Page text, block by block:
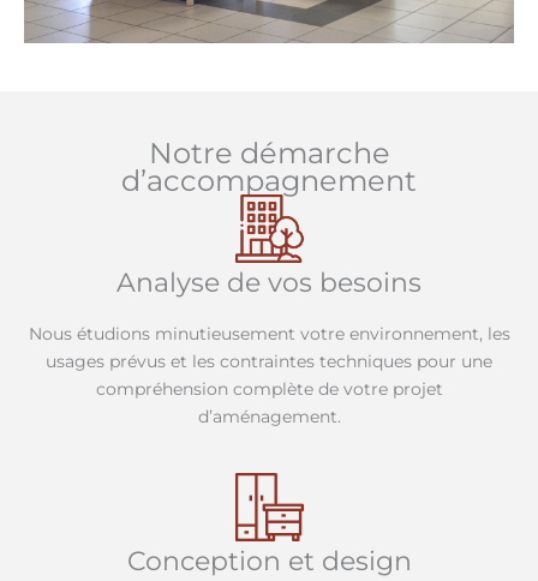
Notre démarche
d’accompagnement
Analyse de vos besoins
Nous étudions minutieusement votre environnement, les
usages prévus et les contraintes techniques pour une
compréhension complète de votre projet
d’aménagement.
Conception et design